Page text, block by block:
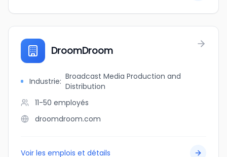
DroomDroom
Industrie: Broadcast Media Production and
Distribution
11-50 employés
droomdroom.com
Voir les emplois et détails